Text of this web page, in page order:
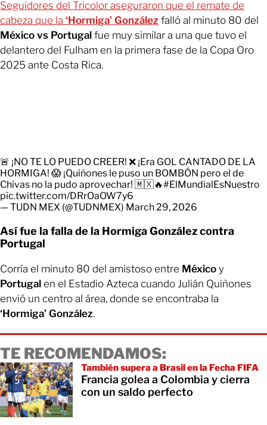
Seguidores del Tricolor aseguraron que el remate de
cabeza que la ‘Hormiga’ González falló al minuto 80 del
México vs Portugal fue muy similar a una que tuvo el
delantero del Fulham en la primera fase de la Copa Oro
2025 ante Costa Rica.
🚨 ¡NO TE LO PUEDO CREER! ❌ ¡Era GOL CANTADO DE LA
HORMIGA! 😱 ¡Quiñones le puso un BOMBÓN pero el de
Chivas no la pudo aprovechar! 🇲🇽🔥#ElMundialEsNuestro
pic.twitter.com/DRrOaOW7y6
— TUDN MEX (@TUDNMEX) March 29, 2026
Así fue la falla de la Hormiga González contra
Portugal
Corría el minuto 80 del amistoso entre México y
Portugal en el Estadio Azteca cuando Julián Quiñones
envió un centro al área, donde se encontraba la
‘Hormiga’ González.
TE RECOMENDAMOS:
También supera a Brasil en la Fecha FIFA
Francia golea a Colombia y cierra
con un saldo perfecto